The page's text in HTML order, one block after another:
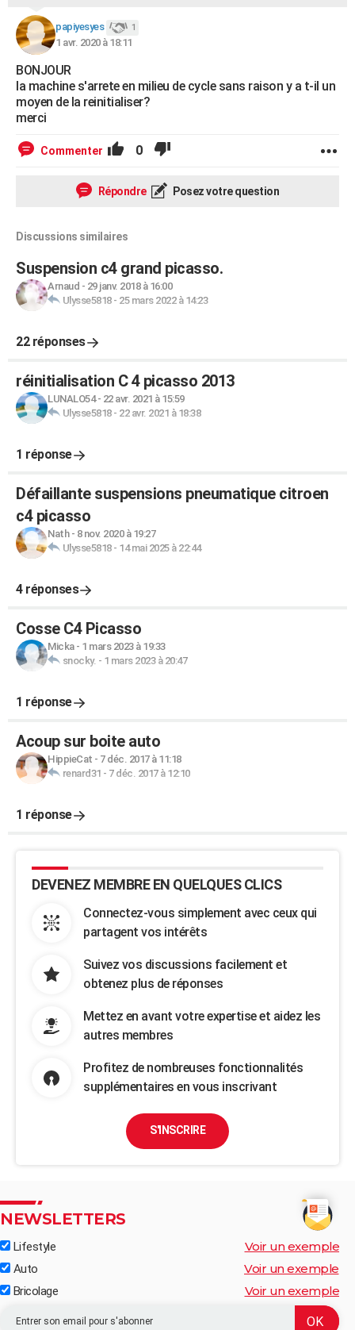
papiyesyes 1
1 avr. 2020 à 18:11
BONJOUR
la machine s'arrete en milieu de cycle sans raison y a t-il un
moyen de la reinitialiser?
merci
Commenter 0
Répondre Posez votre question
Discussions similaires
Suspension c4 grand picasso.
Arnaud - 29 janv. 2018 à 16:00
Ulysse5818- 25 mars 2022 à 14:23
22 réponses
réinitialisation C 4 picasso 2013
LUNALO54- 22 avr. 2021 à 15:59
Ulysse5818- 22 avr. 2021 à 18:38
1 réponse
Défaillante suspensions pneumatique citroen
c4 picasso
Nath- 8 nov. 2020 à 19:27
Ulysse5818- 14 mai 2025 à 22:44
4 réponses
Cosse C4 Picasso
Micka- 1 mars 2023 à 19:33
snocky. - 1 mars 2023 à 20:47
1 réponse
Acoup sur boite auto
HippieCat - 7 déc. 2017 à 11:18
renard31 - 7 déc. 2017 à 12:10
1 réponse
DEVENEZ MEMBRE EN QUELQUES CLICS
Connectez-vous simplement avec ceux qui
partagent vos intérêts
Suivez vos discussions facilement et
obtenez plus de réponses
Mettez en avant votre expertise et aidez les
autres membres
Profitez de nombreuses fonctionnalités
supplémentaires en vous inscrivant
S'INSCRIRE
NEWSLETTERS
Lifestyle Voir un exemple
Auto Voir un exemple
Bricolage Voir un exemple